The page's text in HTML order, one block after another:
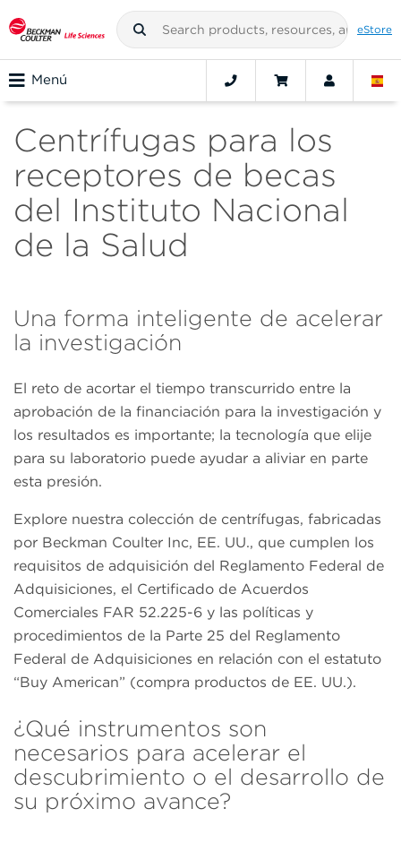
eStore
Menú
Centrífugas para los
receptores de becas
del Instituto Nacional
de la Salud
Una forma inteligente de acelerar
la investigación
El reto de acortar el tiempo transcurrido entre la
aprobación de la financiación para la investigación y
los resultados es importante; la tecnología que elije
para su laboratorio puede ayudar a aliviar en parte
esta presión.
Explore nuestra colección de centrífugas, fabricadas
por Beckman Coulter Inc, EE. UU., que cumplen los
requisitos de adquisición del Reglamento Federal de
Adquisiciones, el Certificado de Acuerdos
Comerciales FAR 52.225-6 y las políticas y
procedimientos de la Parte 25 del Reglamento
Federal de Adquisiciones en relación con el estatuto
“Buy American” (compra productos de EE. UU.).
¿Qué instrumentos son
necesarios para acelerar el
descubrimiento o el desarrollo de
su próximo avance?